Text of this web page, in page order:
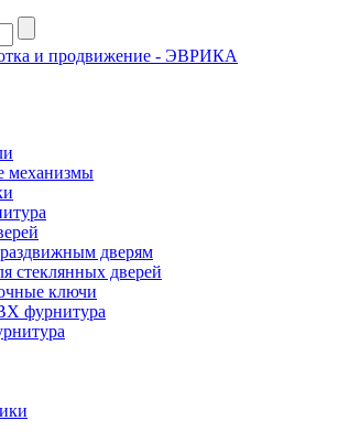
и продвижение - ЭВРИКА
механизмы
дверям
стеклянных дверей
ключи
фурнитура